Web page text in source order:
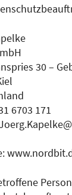
30 –
6703 171